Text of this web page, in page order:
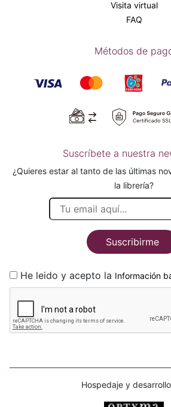
Visita virtual
FAQ
Métodos de
Suscríbete a nuestra
¿Quieres estar al tanto de las últimas
la librería?
Suscribirme
He leido y acepto la Información
Hospedaje y